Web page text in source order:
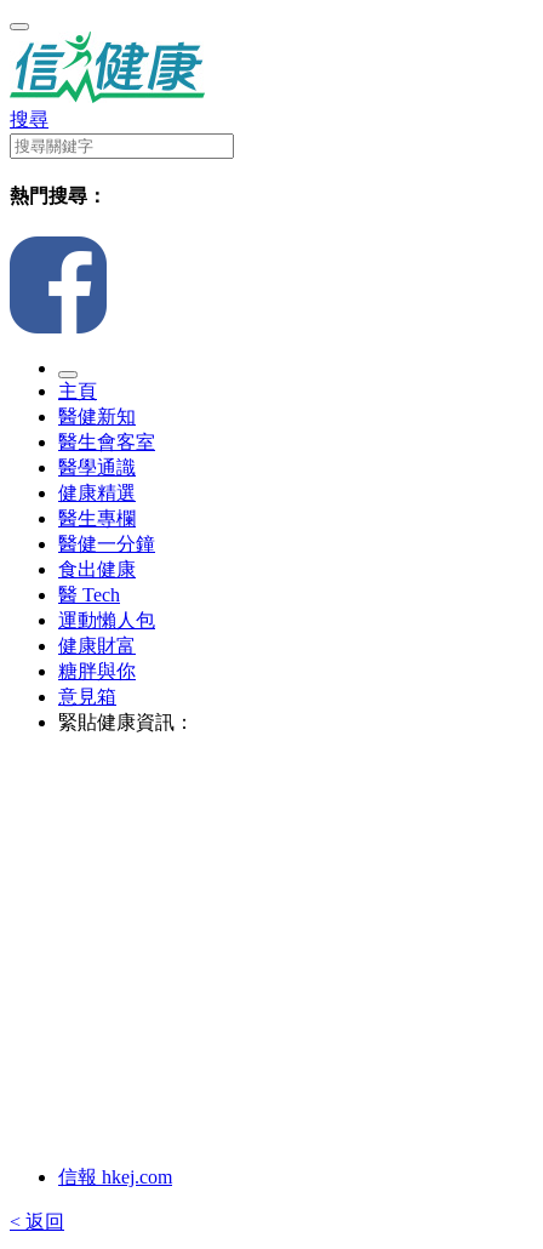
搜尋
熱門搜尋：
主頁
醫健新知
醫生會客室
醫學通識
健康精選
醫生專欄
醫健一分鐘
食出健康
醫 Tech
運動懶人包
健康財富
糖胖與你
意見箱
緊貼健康資訊：
信報 hkej.com
< 返回